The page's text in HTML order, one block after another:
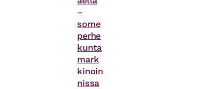
–
some
perhe
kunta
mark
kinoin
nissa